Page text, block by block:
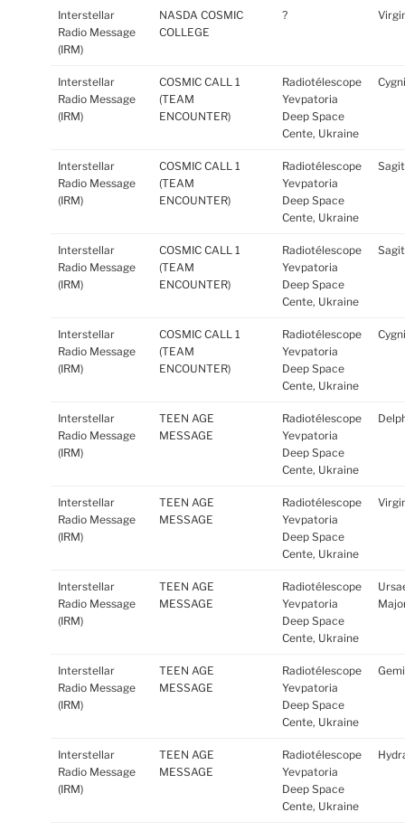
Interstellar
Radio Message
(IRM)
NASDA COSMIC
COLLEGE
?
Interstellar
Radio Message
(IRM)
COSMIC CALL 1
(TEAM
ENCOUNTER)
Radiotélescope
Yevpatoria
Deep Space
Cente, Ukraine
Cygni
Interstellar
Radio Message
(IRM)
COSMIC CALL 1
(TEAM
ENCOUNTER)
Radiotélescope
Yevpatoria
Deep Space
Cente, Ukraine
Interstellar
Radio Message
(IRM)
COSMIC CALL 1
(TEAM
ENCOUNTER)
Radiotélescope
Yevpatoria
Deep Space
Cente, Ukraine
Interstellar
Radio Message
(IRM)
COSMIC CALL 1
(TEAM
ENCOUNTER)
Radiotélescope
Yevpatoria
Deep Space
Cente, Ukraine
Cygni
Interstellar
Radio Message
(IRM)
TEEN AGE
MESSAGE
Radiotélescope
Yevpatoria
Deep Space
Cente, Ukraine
Interstellar
Radio Message
(IRM)
TEEN AGE
MESSAGE
Radiotélescope
Yevpatoria
Deep Space
Cente, Ukraine
Interstellar
Radio Message
(IRM)
TEEN AGE
MESSAGE
Radiotélescope
Yevpatoria
Deep Space
Cente, Ukraine
Interstellar
Radio Message
(IRM)
TEEN AGE
MESSAGE
Radiotélescope
Yevpatoria
Deep Space
Cente, Ukraine
Interstellar
Radio Message
(IRM)
TEEN AGE
MESSAGE
Radiotélescope
Yevpatoria
Deep Space
Cente, Ukraine